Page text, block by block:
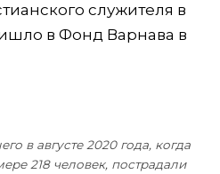
служителя в
в Фонд Варнава в
в августе 2020 года, когда
218 человек, пострадали